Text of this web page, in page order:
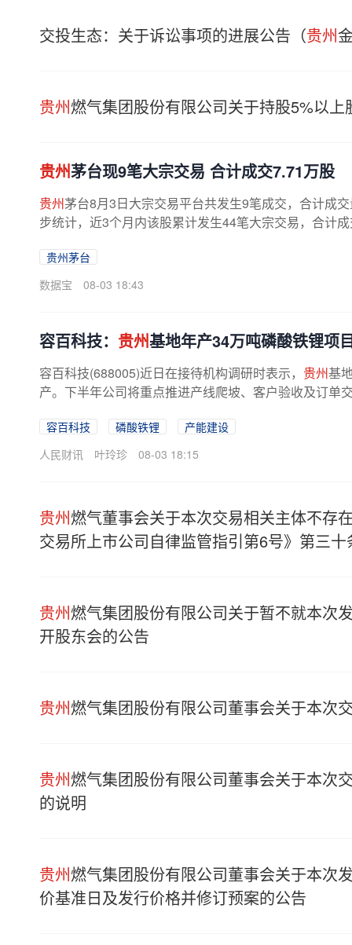
交投生态：关于诉讼事项的进展公告（贵州
贵州燃气集团股份有限公司关于持股5%以
贵州茅台现9笔大宗交易 合计成交7.71万股
贵州茅台8月3日大宗交易平台共发生9笔成交，合计成
步统计，近3个月内该股累计发生44笔大宗交易，合计
贵州茅台
数据宝
08-03 18:43
容百科技： 贵州基地年产34万吨磷酸铁锂项
容百科技(688005)近日在接待机构调研时表示， 贵州基
产。下半年公司将重点推进产线爬坡、客户验收及订单
容百科技 磷酸铁锂
产能建设
人民财讯
叶玲珍 08-03 18:15
贵州燃气董事会关于本次交易相关主体不存
交易所上市公司自律监管指引第6号》第三
贵州燃气集团股份有限公司关于暂不就本次
开股东会的公告
贵州燃气集团股份有限公司董事会关于本次
贵州燃气集团股份有限公司董事会关于本次
的说明
贵州燃气集团股份有限公司董事会关于本次
价基准日及发行价格并修订预案的公告